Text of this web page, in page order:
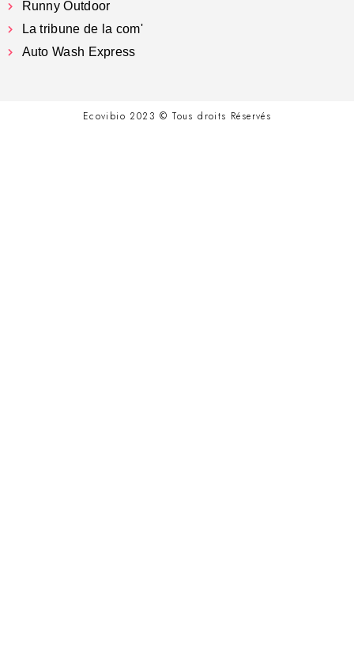
Runny Outdoor
La tribune de la com'
Auto Wash Express
Ecovibio 2023 © Tous droits Réservés